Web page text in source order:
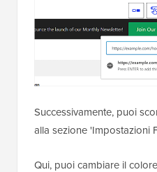
Successivamente, puoi
alla sezione 'Impostazioni
Qui, puoi cambiare il